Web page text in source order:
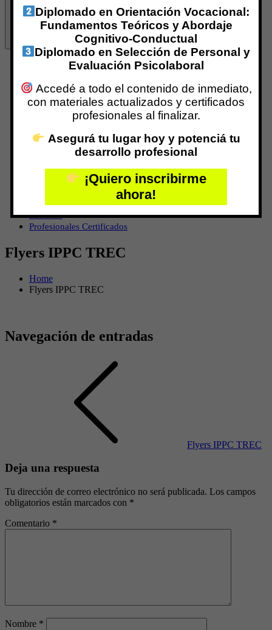
Nuestro Equipo
Marina Galimberti
Especializaciones con Aval Internacional
Programas de Certificación
Formación Virtual
Formaciones Vía Zoom
Formación Presencial
Grupos de Supervisión
RED INTERNACIONAL
Centro CPPA
REDEPP
Profesionales Certificados
Flyers IPPC TREC
Home
Flyers IPPC TREC
Navegación de entradas
Flyers IPPC TREC
Deja una respuesta
Tu dirección de correo electrónico no será publicada. Los campos
obligatorios están marcados con *
Comentario *
Nombre *
Diplomado en Orientación Vocacional:
Fundamentos Teóricos y Abordaje
Cognitivo-Conductual
Diplomado en Selección de Personal y
Evaluación Psicolaboral
Accedé a todo el contenido de inmediato,
con materiales actualizados y certificados
profesionales al finalizar.
Asegurá tu lugar hoy y potenciá tu
desarrollo profesional
¡Quiero inscribirme
ahora!